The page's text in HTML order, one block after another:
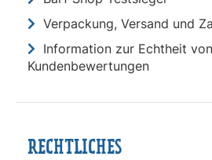
Verpackung, Versand und
Information zur Echtheit von
Kundenbewertungen
RECHTLICHES